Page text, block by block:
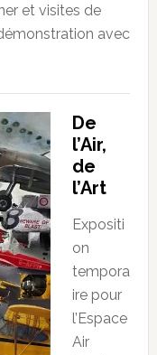
et visites de
avec
De
l’Air,
de
l’Art
Expositi
on
tempora
ire pour
l’Espace
Air